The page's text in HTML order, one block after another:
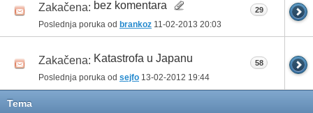
Zakačena: bez komentara
Poslednja poruka od brankoz 11-02-2013 20:03
29
Zakačena: Katastrofa u Japanu
Poslednja poruka od sejfo 13-02-2012 19:44
58
Tema